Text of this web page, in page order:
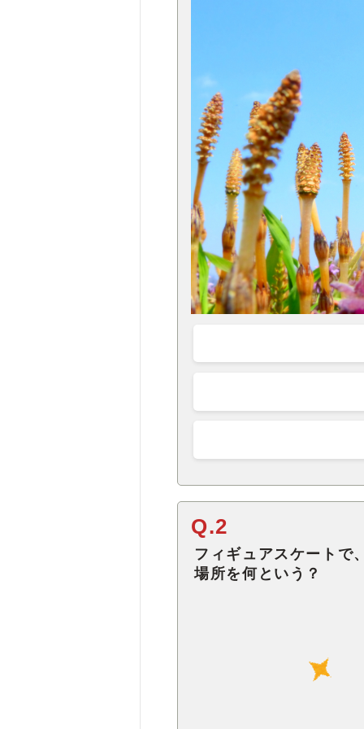
Q.2
フィギュアスケートで
場所を何という？